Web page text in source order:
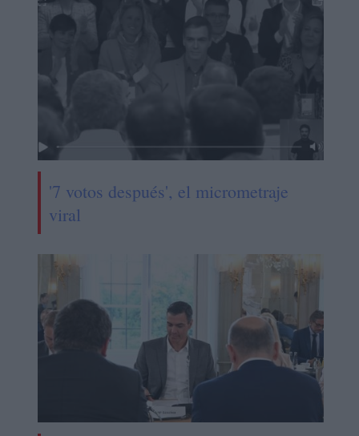
'7 votos después', el micrometraje
viral